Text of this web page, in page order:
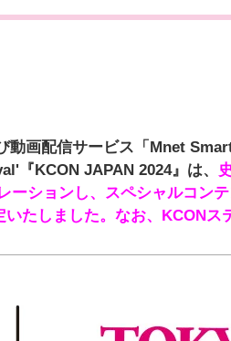
動画配信サービス「Mnet
『KCON JAPAN 2024』は、
ーションし、スペシャルコン
いたしました。なお、KCONス